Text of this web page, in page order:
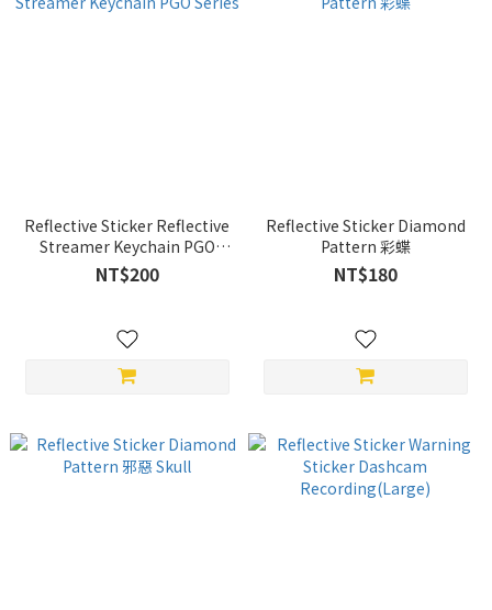
Reflective Sticker Reflective
Streamer Keychain PGO
Series
NT$200
Reflective Sticker Diamond
Pattern 彩蝶
NT$180